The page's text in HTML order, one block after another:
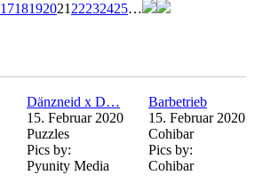
1718192021 22232425…
Dänzneid x D…
15. Februar 2020
Puzzles
Pics by:
Pyunity Media
Barbetrieb
15. Februar 2020
Cohibar
Pics by:
Cohibar